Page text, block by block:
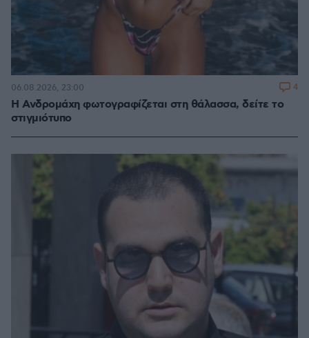
Η Ανδρομάχη φωτογραφίζεται στη θάλασσα, δείτε το
στιγμιότυπο
06.08.2026, 23:00 4